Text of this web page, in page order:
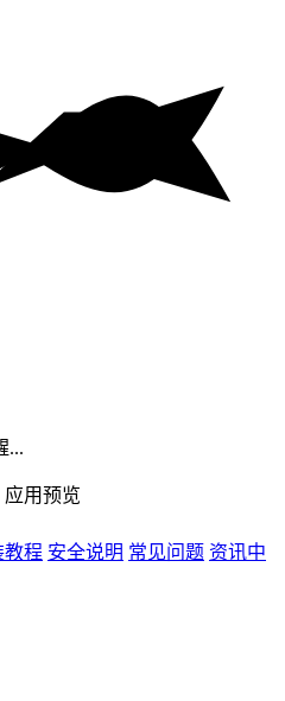
...
应用预览
教程 安全说明 常见问题 资讯中